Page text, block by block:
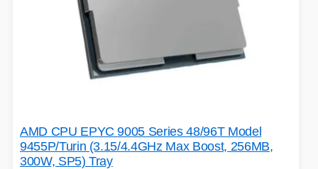
AMD CPU EPYC 9005 Series 48/96T Model
9455P/Turin (3.15/4.4GHz Max Boost, 256MB,
300W, SP5) Tray